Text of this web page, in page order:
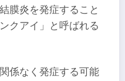
膜炎を発症すること
クアイ」と呼ばれる
係なく発症する可能